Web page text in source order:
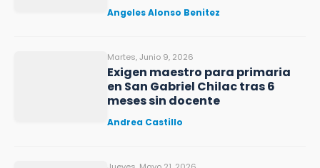
Angeles Alonso Benitez
Martes, Junio 9, 2026
Exigen maestro para primaria
en San Gabriel Chilac tras 6
meses sin docente
Andrea Castillo